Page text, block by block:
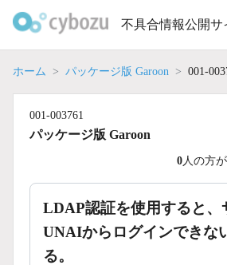
不具合情報公開サ
ホーム パッケージ版 Garoon 001-
001-003761
パッケージ版 Garoon
0 人の方
LDAP認証を使用すると、
UNAIからログインできな
る。